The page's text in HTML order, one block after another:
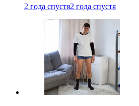
2 года спустя2 года спустя